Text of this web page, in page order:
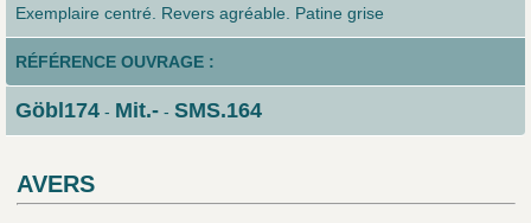
Exemplaire centré. Revers agréable. Patine grise
RÉFÉRENCE OUVRAGE :
Göbl174- Mit.-- SMS.164
AVERS